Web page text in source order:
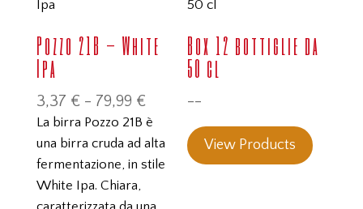
possono
nella
pagina
del
prodotto
possono
pagina
del
Pozzo 21B – White
Ipa
3,37 € - 79,99 €Fascia
di
prezzo:
da
La birra Pozzo 21B è
una birra cruda ad alta
fermentazione, in stile
White Ipa. Chiara,
Box 12 bottiglie da
50 cl
--
View Products